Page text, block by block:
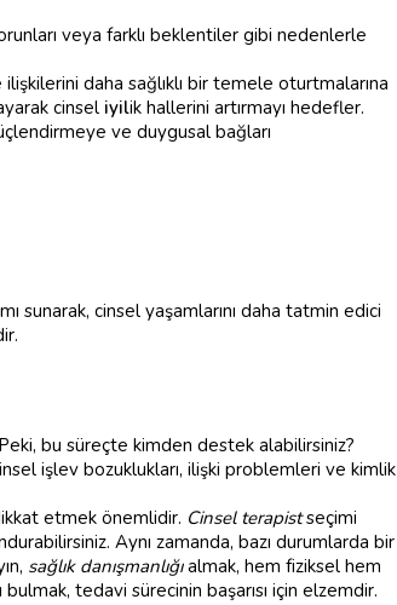
veya farklı beklentiler gibi nedenlerle
daha sağlıklı bir temele oturtmalarına
cinsel iyilik hallerini artırmayı hedefler.
ve duygusal bağları
sunarak, cinsel yaşamlarını daha tatmin edici
bu süreçte kimden destek alabilirsiniz?
işlev bozuklukları, ilişki problemleri ve kimlik
etmek önemlidir. Cinsel terapistseçimi
Aynı zamanda, bazı durumlarda bir
sağlık danışmanlığıalmak, hem fiziksel hem
bulmak, tedavi sürecinin başarısı için elzemdir.